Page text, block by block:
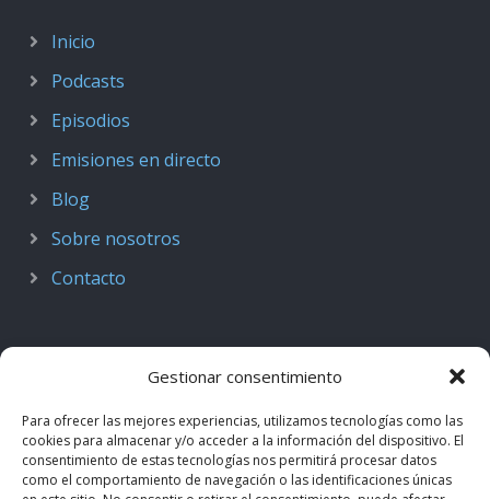
Gestionar consentimiento
Para ofrecer las mejores experiencias, utilizamos tecnologías como las
cookies para almacenar y/o acceder a la información del dispositivo. El
consentimiento de estas tecnologías nos permitirá procesar datos
como el comportamiento de navegación o las identificaciones únicas
Inicio
Podcasts
Episodios
Emisiones en directo
Blog
Sobre nosotros
Contacto